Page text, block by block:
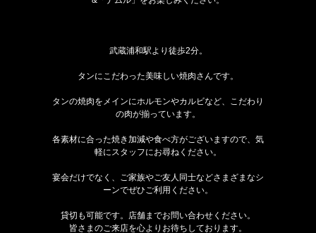
武蔵浦和駅より徒歩2分。
タンにこだわった美味しい焼肉さんです。
タンの焼肉をメインにホルモンやカルビなど、こだわり
の肉が揃っています。
各素材に合った焼き加減や食べ方がございますので、気
軽にスタッフにお尋ねください。
宴会だけでなく、ご家族やご友人同士などさまざまなシ
ーンでぜひご利用ください。
貸切も可能です。店舗までお問い合わせください。
皆さまのご来店を心よりお待ちしております。